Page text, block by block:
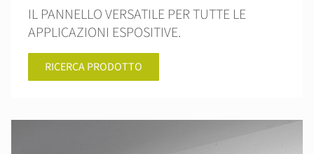
IL PANNELLO VERSATILE PER TUTTE LE
APPLICAZIONI ESPOSITIVE.
RICERCA PRODOTTO